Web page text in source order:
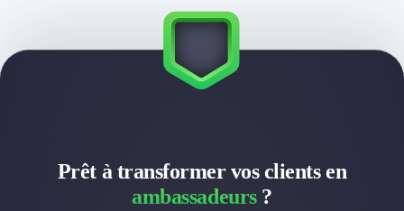
Recouvrement
Financement de matériel ou équipement
UX & UI DesignPrêt à transformer vos clients en
ambassadeurs?